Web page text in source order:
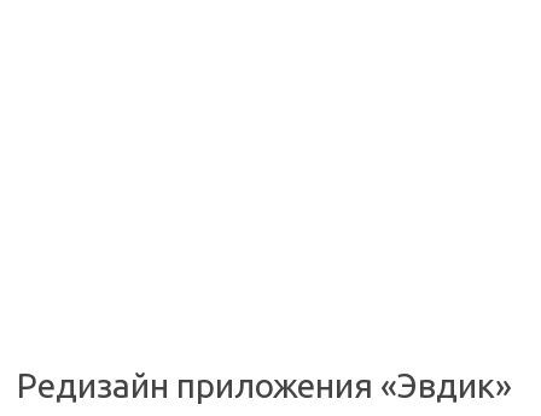
Редизайн приложения «Эвдик»